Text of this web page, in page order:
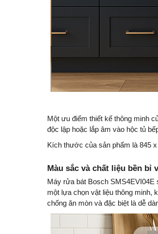
Một ưu điểm thiết kế thông minh
độc lập hoặc lắp âm vào hộc tủ
Kích thước của sản phẩm là 845
Màu sắc và chất liệu bền bỉ
Máy rửa bát Bosch
một lựa chọn vật liệu thông minh,
chống ăn mòn và đặc biệt là dễ